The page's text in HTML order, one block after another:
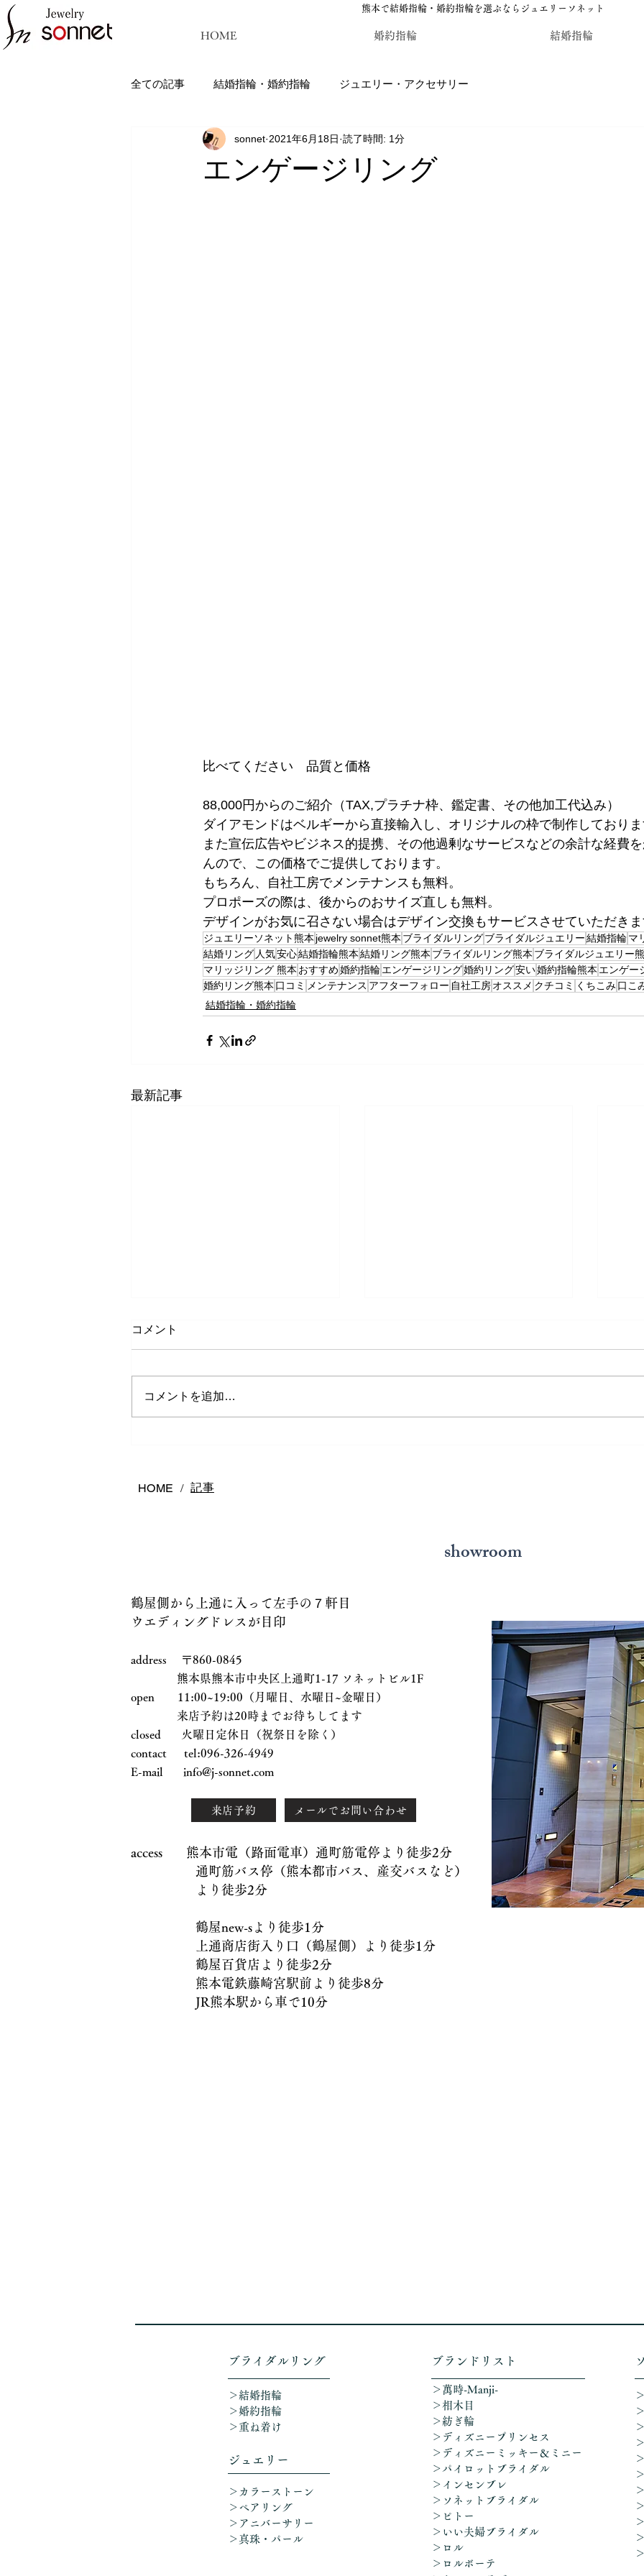
熊本で結婚指輪・婚約指輪を選ぶならジュエリーソネット
HOME 婚約指輪 結婚指輪
全ての記事 結婚指輪・婚約指輪 ジュエリー・アクセサリー
ジュエリーソネット熊本：結婚指輪・婚約指輪のジュエリーソネット熊本 カラーストーン・
エンゲージリング
sonnet 2021年6月18日 読了時間: 1分
比べてください　品質と価格
88,000円からのご紹介（TAX,プラチナ枠、鑑定書、その他加工代込み）
ダイアモンドはベルギーから直接輸入し、オリジナルの枠で制作しておりま
また宣伝広告やビジネス的提携、その他過剰なサービスなどの余計な経費
んので、この価格でご提供しております。
もちろん、自社工房でメンテナンスも無料。
プロポーズの際は、後からのおサイズ直しも無料。
デザインがお気に召さない場合はデザイン交換もサービスさせていただきま
ジュエリーソネット熊本 jewelry sonnet熊本 ブライダルリングブライダルジュエリー結婚指輪 マ
結婚リング 人気安心結婚指輪熊本結婚リング熊本 ブライダルリング熊本 ブライダルジュエリー
マリッジリング 熊本 おすすめ婚約指輪 エンゲージリング婚約リング安い婚約指輪熊本 エンゲー
婚約リング熊本 口コミ メンテナンス アフターフォロー 自社工房オススメ クチコミ くちこみ口こ
結婚指輪・婚約指輪
最新記事
コメント
コメントを追加…
HOME / 記事
showroom
鶴屋側から上通に入って左手の７軒目
ウエディングドレスが目印
address 〒860-0845
熊本県熊本市中央区上通町1-17 ソネットビル1F
open 11:00~19:00（月曜日、水曜日~金曜日）
来店予約は20時までお待ちしてます
closed 火曜日定休日（祝祭日を除く）
contact tel:096-326-4949
E-mail info@j-sonnet.com
来店予約 メールでお問い合わせ
access 熊本市電（路面電車）通町筋電停より徒歩2分
通町筋バス停（熊本都市バス、産交バスなど）
より徒歩2分
鶴屋new-sより徒歩1分
上通商店街入り口（鶴屋側）より徒歩1分
鶴屋百貨店より徒歩2分
熊本電鉄藤崎宮駅前より徒歩8分
JR熊本駅から車で10分
​ブライダルリング
＞結婚指輪
＞婚約指輪
＞重ね着け​
ジュエリー
＞カラーストーン
＞ペアリング
＞アニバーサリー
​ ＞真珠・パール
​ブランドリスト
＞萬時-Manji-
＞相木目
＞紡ぎ輪
＞ディズニープリンセス
​＞ディズニーミッキー＆ミニー
＞パイロットブライダル
＞インセンブレ
＞ソネットブライダル
＞ピトー
＞いい夫婦ブライダル
＞ロル
＞ロルボーテ
​